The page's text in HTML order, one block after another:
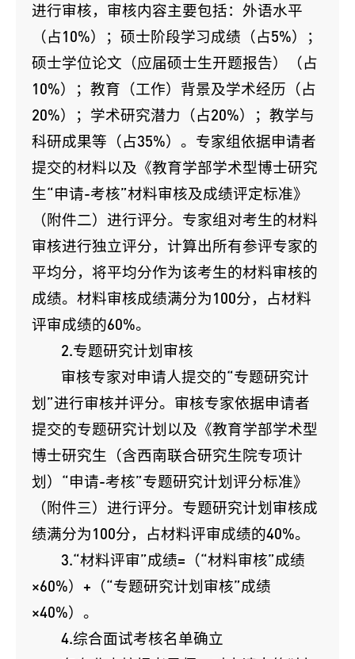
进行审核，审核内容主要包括：外语水平
（占10%）；硕士阶段学习成绩（占5%）；
硕士学位论文（应届硕士生开题报告）（占
10%）；教育（工作）背景及学术经历（占
20%）；学术研究潜力（占20%）；教学与
科研成果等（占35%）。专家组依据申请者
提交的材料以及《教育学部学术型博士研究
生“申请-考核”材料审核及成绩评定标准》
（附件二）进行评分。专家组对考生的材料
审核进行独立评分，计算出所有参评专家的
平均分，将平均分作为该考生的材料审核的
成绩。材料审核成绩满分为100分，占材料
评审成绩的60%。
2.专题研究计划审核
审核专家对申请人提交的“专题研究计
划”进行审核并评分。审核专家依据申请者
提交的专题研究计划以及《教育学部学术型
博士研究生（含西南联合研究生院专项计
划）“申请-考核”专题研究计划评分标准》
（附件三）进行评分。专题研究计划审核成
绩满分为100分，占材料评审成绩的40%。
3.“材料评审”成绩=（“材料审核”成绩
×60%）+（“专题研究计划审核”成绩
×40%）。
4.综合面试考核名单确立